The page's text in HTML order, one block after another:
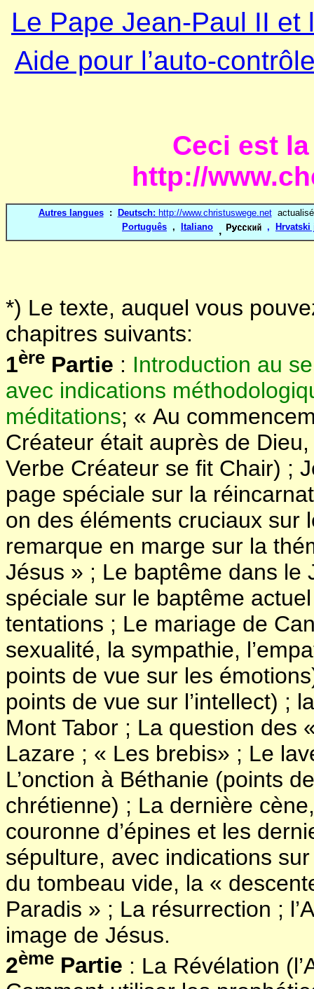
Le Pape Jean-Paul II et
Aide pour l’auto-
Ceci est
http://
Autres langues: Deutsch: http://www.christuswege.net actualisé
Português , Italiano , , Hrvatski
*) Le texte, auquel vous
chapitres suivants:
1ère Partie : Introduction au
avec indications
méditations; « Au
Créateur était auprès de
Verbe Créateur se fit Chair) ;
page spéciale sur la
on des éléments cruciaux sur
remarque en marge sur la
Jésus » ; Le baptême dans le
spéciale sur le baptême
tentations ; Le mariage de
sexualité, la sympathie,
points de vue sur les
points de vue sur l’intellect) ;
Mont Tabor ; La question des
Lazare ; « Les brebis» ; Le
L’onction à Béthanie (points
chrétienne) ; La dernière
couronne d’épines et les
sépulture, avec indications
du tombeau vide, la «
Paradis » ; La résurrection ;
image de Jésus.
2ème Partie : La Révélation